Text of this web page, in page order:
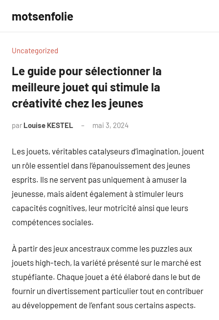
contenu
motsenfolie
Uncategorized
Le guide pour sélectionner la
meilleure jouet qui stimule la
créativité chez les jeunes
par Louise KESTEL mai 3, 2024
Les jouets, véritables catalyseurs d’imagination, jouent
un rôle essentiel dans l’épanouissement des jeunes
esprits. Ils ne servent pas uniquement à amuser la
jeunesse, mais aident également à stimuler leurs
capacités cognitives, leur motricité ainsi que leurs
compétences sociales.
À partir des jeux ancestraux comme les puzzles aux
jouets high-tech, la variété présenté sur le marché est
stupéfiante. Chaque jouet a été élaboré dans le but de
fournir un divertissement particulier tout en contribuer
au développement de l’enfant sous certains aspects.